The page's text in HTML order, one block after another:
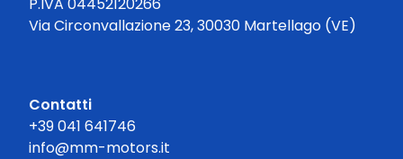
Via Circonvallazione 23, 30030 Martellago (VE)
Contatti
+39 041 641746
info@mm-motors.it